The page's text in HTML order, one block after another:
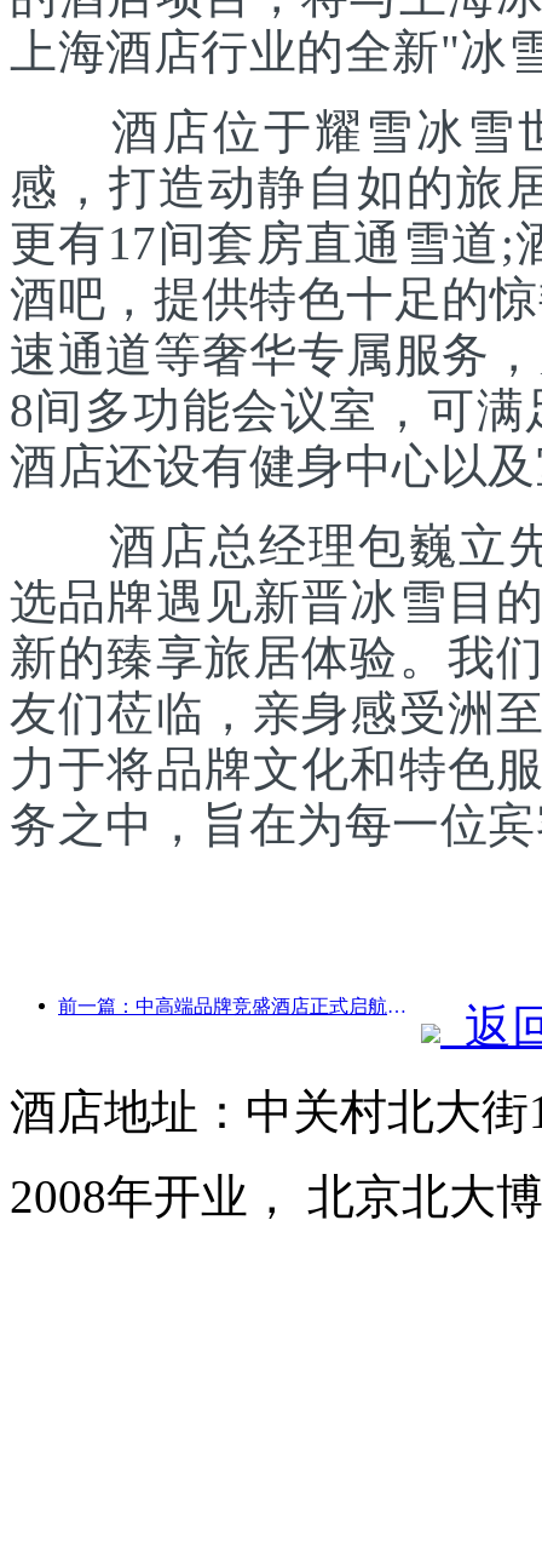
上海酒店行业的全新"冰
酒店位于耀雪冰雪
感，打造动静自如的旅
更有17间套房直通雪道;
酒吧，提供特色十足的
速通道等奢华专属服务
8间多功能会议室，可
酒店还设有健身中心以
酒店总经理包巍立先
选品牌遇见新晋冰雪目
新的臻享旅居体验。我
友们莅临，亲身感受洲
力于将品牌文化和特色
务之中，旨在为每一位
前一篇：中高端品牌竞盛酒店正式启航，开启电竞文旅融合新模式
返
酒店地址：中关村北大
2008年开业， 北京北